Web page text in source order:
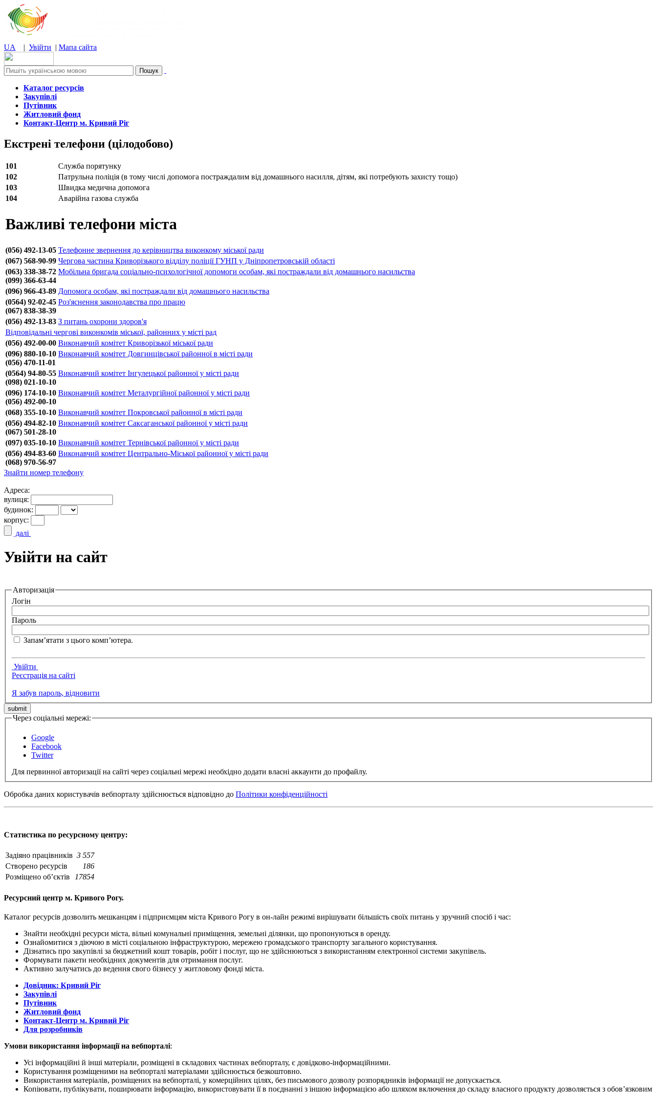
UA | Увійти | Мапа сайта
Каталог ресурсів
Закупівлі
Путівник
Житловий фонд
Контакт-Центр м. Кривий Ріг
Екстрені телефони (цілодобово)
101
Служба порятунку
102
Патрульна поліція (в тому числі допомога постраждалим від домашнього насилля, дітям, які потребують захисту тощо)
103
Швидка медична допомога
104
Аварійна газова служба
Важливі телефони міста
(056) 492-13-05 Телефонне звернення до керівництва виконкому міської ради
(067) 568-90-99 Чергова частина Криворізького відділу поліції ГУНП у Дніпропетровській області
(063) 338-38-72
(099) 366-63-44
Мобільна бригада соціально-психологічної допомоги особам, які постраждали від домашнього насильства
(096) 966-43-89 Допомога особам, які постраждали від домашнього насильства
(0564) 92-02-45
(067) 838-38-39
Роз'яснення законодавства про працю
(056) 492-13-83 З питань охорони здоров'я
Відповідальні чергові виконкомів міської, районних у місті рад
(056) 492-00-00 Виконавчий комітет Криворізької міської ради
(096) 880-10-10
(056) 470-11-01
Виконавчий комітет Довгинцівської районної в місті ради
(0564) 94-80-55
(098) 021-10-10
Виконавчий комітет Інгулецької районної у місті ради
(096) 174-10-10
(056) 492-00-10
Виконавчий комітет Металургійної районної у місті ради
(068) 355-10-10 Виконавчий комітет Покровської районної в місті ради
(056) 494-82-10
(067) 501-28-10
Виконавчий комітет Саксаганської районної у місті ради
(097) 035-10-10 Виконавчий комітет Тернівської районної у місті ради
(056) 494-83-60
(068) 970-56-97
Виконавчий комітет Центрально-Міської районної у місті ради
Знайти номер телефону
Адреса:
вулиця:
будинок:
корпус:
далі
Увійти на сайт
Авторизація
Логін
Пароль
Запам’ятати з цього комп’ютера.
Увійти
Реєстрація на сайті
Я забув пароль, відновити
Через соціальні мережі:
Google
Facebook
Twitter
Для первинної авторизації на сайті через соціальні мережі необхідно додати власні аккаунти до профайлу.
Обробка даних користувачів вебпорталу здійснюється відповідно до Політики конфіденційності
Статистика по ресурсному центру:
Задіяно працівників 3 557
Створено ресурсів
186
Розміщено об’єктів
17854
Ресурсний центр м. Кривого Рогу.
Каталог ресурсів дозволить мешканцям і підприємцям міста Кривого Рогу в он-лайн режимі вирішувати більшість своїх питань у зручний спосіб і час:
Знайти необхідні ресурси міста, вільні комунальні приміщення, земельні ділянки, що пропонуються в оренду.
Ознайомитися з діючою в місті соціальною інфраструктурою, мережею громадського транспорту загального користування.
Дізнатись про закупівлі за бюджетний кошт товарів, робіт і послуг, що не здійснюються з використанням електронної системи закупівель.
Формувати пакети необхідних документів для отримання послуг.
Активно залучатись до ведення свого бізнесу у житловому фонді міста.
Довідник: Кривий Ріг
Закупівлі
Путівник
Житловий фонд
Контакт-Центр м. Кривий Ріг
Для розробників
Умови використання інформації на вебпорталі:
Усі інформаційні й інші матеріали, розміщені в складових частинах вебпорталу, є довідково-інформаційними.
Користування розміщеними на вебпорталі матеріалами здійснюється безкоштовно.
Використання матеріалів, розміщених на вебпорталі, у комерційних цілях, без письмового дозволу розпорядників інформації не допускається.
Копіювати, публікувати, поширювати інформацію, використовувати її в поєднанні з іншою інформацією або шляхом включення до складу власного продукту дозволяється з обов’язковим